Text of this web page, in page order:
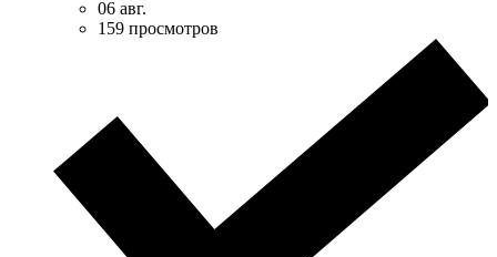
06 авг.
159 просмотров